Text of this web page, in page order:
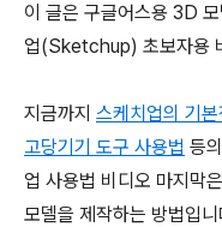
이 글은 구글어스용 3D
업(Sketchup) 초보자용
지금까지 스케치업의 기
고당기기 도구 사용법 등
업 사용법 비디오 마지막
모델을 제작하는 방법입니